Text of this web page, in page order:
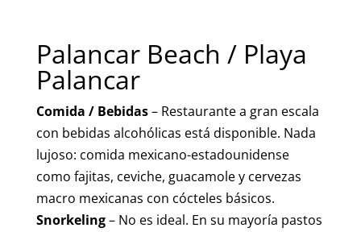
Palancar Beach / Playa
Palancar
Comida / Bebidas– Restaurante a gran escala
con bebidas alcohólicas está disponible. Nada
lujoso: comida mexicano-estadounidense
como fajitas, ceviche, guacamole y cervezas
macro mexicanas con cócteles básicos.
Snorkeling– No es ideal. En su mayoría pastos